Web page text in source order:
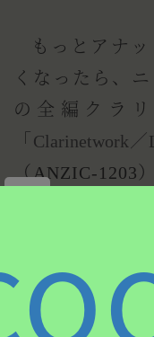
もっとアナットのクラリネットが聴きた
くなったら、
の全編クラ
「 Clarinetwork／
（ANZIC-1203
ソング（Happy